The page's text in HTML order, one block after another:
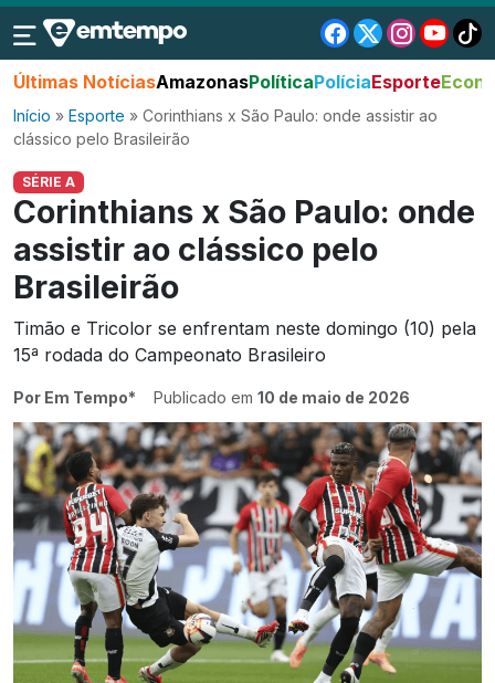
Últimas NotíciasAmazonasPolíticaPolíciaEsporte
Início » Esporte » Corinthians x São Paulo: onde assistir ao
clássico pelo Brasileirão
SÉRIE A
Corinthians x São Paulo: onde
assistir ao clássico pelo
Brasileirão
Timão e Tricolor se enfrentam neste domingo (10) pela
15ª rodada do Campeonato Brasileiro
Por Em Tempo* Publicado em 10 de maio de 2026